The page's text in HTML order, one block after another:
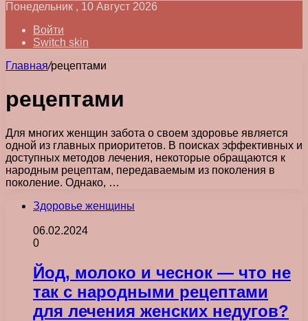
Понедельник , 10 Август 2026
Войти
Switch skin
Главная/рецептами
рецептами
Для многих женщин забота о своем здоровье является
одной из главных приоритетов. В поисках эффективных и
доступных методов лечения, некоторые обращаются к
народным рецептам, передаваемым из поколения в
поколение. Однако, …
Здоровье женщины
06.02.2024
0
Йод, молоко и чеснок — что не
так с народными рецептами
для лечения женских недугов?